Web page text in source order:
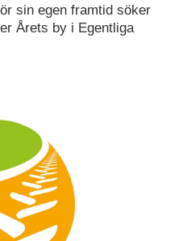
sin egen framtid söker
Årets by i Egentliga